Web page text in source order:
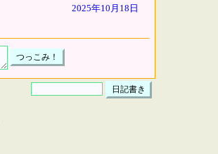
2025年10月18日